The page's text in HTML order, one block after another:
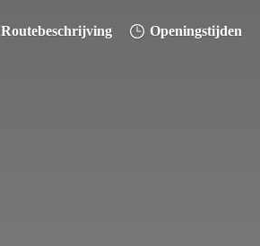
Routebeschrijving Openingstijden